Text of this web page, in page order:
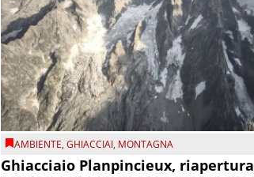
AMBIENTE,GHIACCIAI, MONTAGNA
Ghiacciaio Planpincieux, riapertura